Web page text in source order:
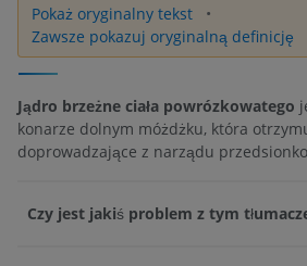
Pokaż oryginalny tekst
Zawsze pokazuj oryginalną definicję
Jądro brzeżne ciała powrózkowatego
konarze dolnym móżdżku, która
doprowadzające z narządu
Czy jest jakiś problem z tym